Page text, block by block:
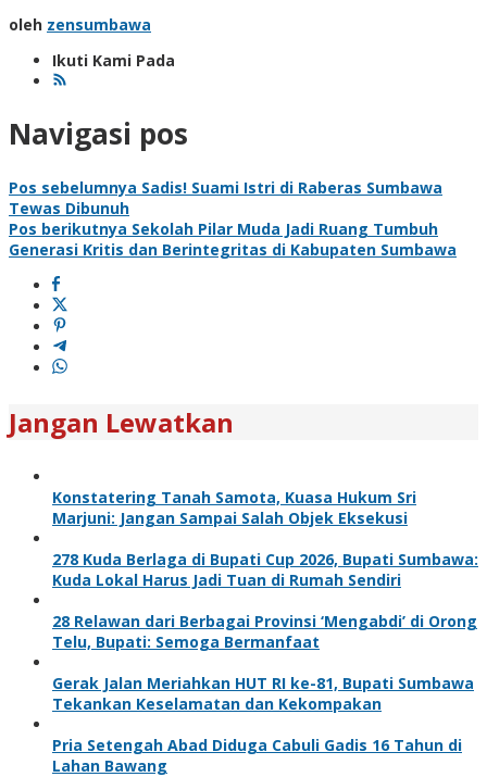
oleh zensumbawa
Ikuti Kami Pada
Navigasi pos
Pos sebelumnya Sadis! Suami Istri di Raberas Sumbawa
Tewas Dibunuh
Pos berikutnya Sekolah Pilar Muda Jadi Ruang Tumbuh
Generasi Kritis dan Berintegritas di Kabupaten Sumbawa
Jangan Lewatkan
Konstatering Tanah Samota, Kuasa Hukum Sri
Marjuni: Jangan Sampai Salah Objek Eksekusi
278 Kuda Berlaga di Bupati Cup 2026, Bupati Sumbawa:
Kuda Lokal Harus Jadi Tuan di Rumah Sendiri
28 Relawan dari Berbagai Provinsi ‘Mengabdi’ di Orong
Telu, Bupati: Semoga Bermanfaat
Gerak Jalan Meriahkan HUT RI ke-81, Bupati Sumbawa
Tekankan Keselamatan dan Kekompakan
Pria Setengah Abad Diduga Cabuli Gadis 16 Tahun di
Lahan Bawang